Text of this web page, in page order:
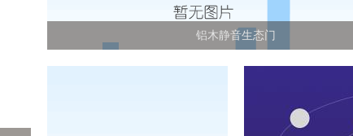
铝木静音生态门